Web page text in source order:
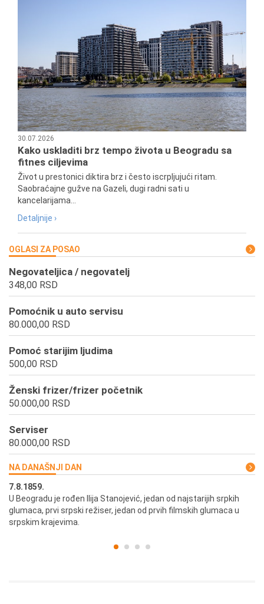
30.07.2026
Kako uskladiti brz tempo života u Beogradu sa
fitnes ciljevima
Život u prestonici diktira brz i često iscrpljujući ritam.
Saobraćajne gužve na Gazeli, dugi radni sati u
kancelarijama...
Detaljnije ›
OGLASI ZA POSAO
Negovateljica / negovatelj
348,00 RSD
Pomoćnik u auto servisu
80.000,00 RSD
Pomoć starijim ljudima
500,00 RSD
Ženski frizer/frizer početnik
50.000,00 RSD
Serviser
80.000,00 RSD
NA DANAŠNJI DAN
7.8.1859.
U Beogradu je rođen Ilija Stanojević, jedan od najstarijih srpkih
glumaca, prvi srpski režiser, jedan od prvih filmskih glumaca u
srpskim krajevima.